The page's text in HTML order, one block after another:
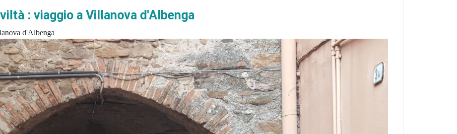
: viaggio a Villanova d'Albenga
civiltà : viaggio a Villanova d'Albenga